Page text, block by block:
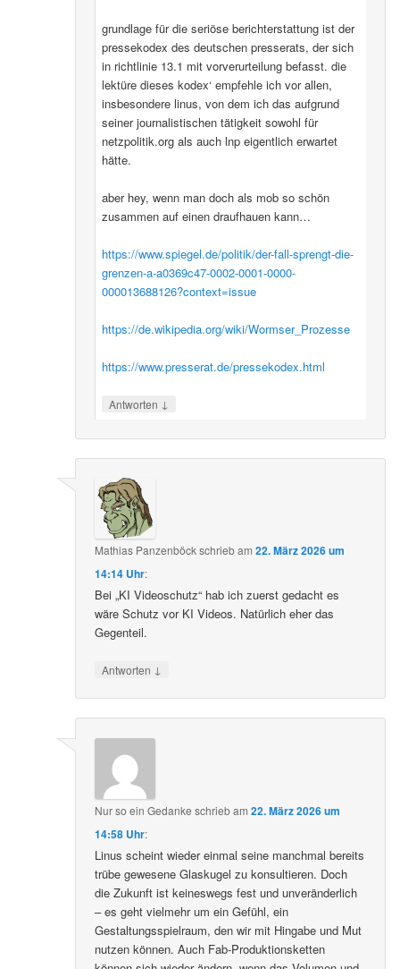
grundlage für die seriöse berichterstattung ist der
pressekodex des deutschen presserats, der sich
in richtlinie 13.1 mit vorverurteilung befasst. die
lektüre dieses kodex‘ empfehle ich vor allen,
insbesondere linus, von dem ich das aufgrund
seiner journalistischen tätigkeit sowohl für
netzpolitik.org als auch lnp eigentlich erwartet
hätte.
aber hey, wenn man doch als mob so schön
zusammen auf einen draufhauen kann…
https://www.spiegel.de/politik/der-fall-sprengt-die-
grenzen-a-a0369c47-0002-0001-0000-
000013688126?context=issue
https://de.wikipedia.org/wiki/Wormser_Prozesse
https://www.presserat.de/pressekodex.html
Antworten ↓
Mathias Panzenböckschriebam22. März 2026 um
14:14 Uhr:
Bei „KI Videoschutz“ hab ich zuerst gedacht es
wäre Schutz vor KI Videos. Natürlich eher das
Gegenteil.
Antworten ↓
Nur so ein Gedanke schriebam22. März 2026 um
14:58 Uhr:
Linus scheint wieder einmal seine manchmal bereits
trübe gewesene Glaskugel zu konsultieren. Doch
die Zukunft ist keineswegs fest und unveränderlich
– es geht vielmehr um ein Gefühl, ein
Gestaltungsspielraum, den wir mit Hingabe und Mut
nutzen können. Auch Fab-Produktionsketten